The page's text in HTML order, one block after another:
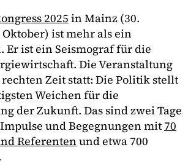
2025 in Mainz (30.
ist mehr als ein
Er ist ein Seismograf für die
Die Veranstaltung
Zeit statt: Die Politik stellt
Weichen für die
der Zukunft. Das sind zwei Tage
und Begegnungen mit70
Referenten und etwa 700